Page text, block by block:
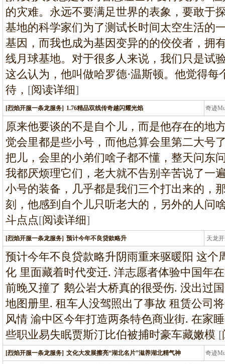
的灾难。永远不要满足世界的表象，要敢于
基地的科学家们为了测试长时间太空生活的
基因，而我也成为基因变异的的佼佼者，拥
线月球基地。对于很多人来说，我们只是试
这么认为，他叫做哈罗德·温斯顿。他觉得
待， [阅读详细]
[烈焰开服一条龙服务] 1.76精品双线传奇越闪耀光焰 奇迹
条
原来他要谈的不是自个儿，而是他存在的地
觉会里都是些小号，而他总算会里第二大号
把儿，会里的小弟们啥子都不懂，整天问东
我都厌烦理它们，老大就不告别辛苦说了一
小号的装备，几乎都是我们三个打出来的，
刻，他感到自个儿只听老大的，另外的人问
斗点点[阅读详细]
[烈焰开服一条龙服务] 预计今年不良贷款略升 天龙
龙
预计今年不良贷款略升阴雨重来驱暖阳 这个
化 里面藏着时代变迁. 洋志愿者体验中国年
前晚又撞了 鹅公岩大桥真的很受伤. 没出过
地图册里. 租车人没驾照出了事故 租赁公司
风情 渝中区今年打造两条特色商业街. 在家
些职业易失眠贾斯汀比伯被捕时豪车藏嫩模 [
[烈焰开服一条龙服务] 文化大发展擦亮“湖北名片”滋养湖北精气神 奇迹